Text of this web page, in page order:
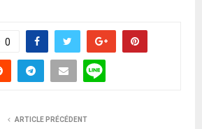
0
ARTICLE PRÉCÉDENT